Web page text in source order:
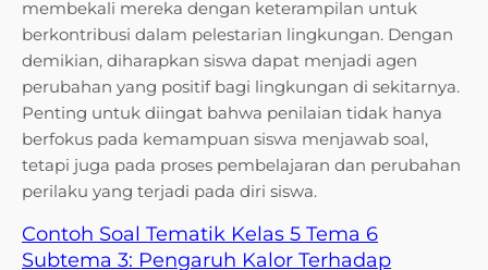
membekali mereka dengan keterampilan untuk
berkontribusi dalam pelestarian lingkungan. Dengan
demikian, diharapkan siswa dapat menjadi agen
perubahan yang positif bagi lingkungan di sekitarnya.
Penting untuk diingat bahwa penilaian tidak hanya
berfokus pada kemampuan siswa menjawab soal,
tetapi juga pada proses pembelajaran dan perubahan
perilaku yang terjadi pada diri siswa.
Contoh Soal Tematik Kelas 5 Tema 6
Subtema 3: Pengaruh Kalor Terhadap